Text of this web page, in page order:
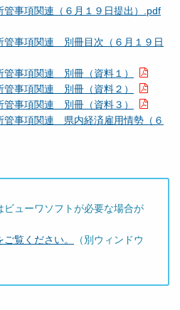
事項関連（６月１９日提出）.pdf
事項関連 別冊目次（６月１９日
事項関連 別冊（資料１）
事項関連 別冊（資料２）
事項関連 別冊（資料３）
事項関連 県内経済雇用情勢（６
ューワソフトが必要な場合が
覧ください。
（別ウィンドウ